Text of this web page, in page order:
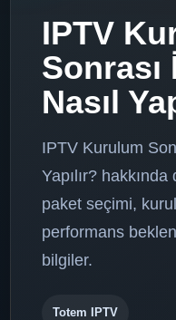
IPTV
Nasıl
IPTV Kurulum
Yapılır?
paket seçimi,
performans
bilgiler.
Totem IPTV